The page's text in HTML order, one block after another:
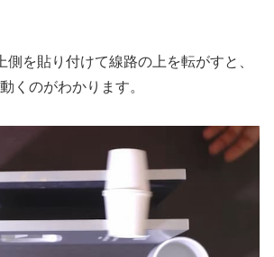
側を貼り付けて線路の上を転がすと、
くのがわかります。